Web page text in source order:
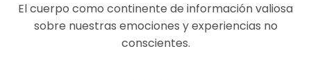
El cuerpo como continente de información valiosa
sobre nuestras emociones y experiencias no
conscientes.